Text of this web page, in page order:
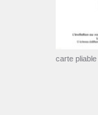
carte